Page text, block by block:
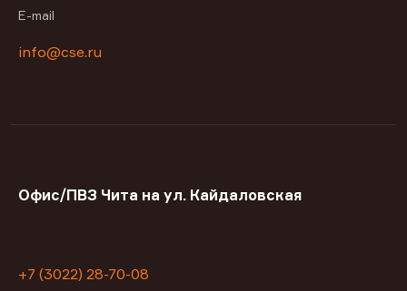
E-mail
info@cse.ru
Офис/ПВЗ Чита на ул. Кайдаловская
+7 (3022) 28-70-08